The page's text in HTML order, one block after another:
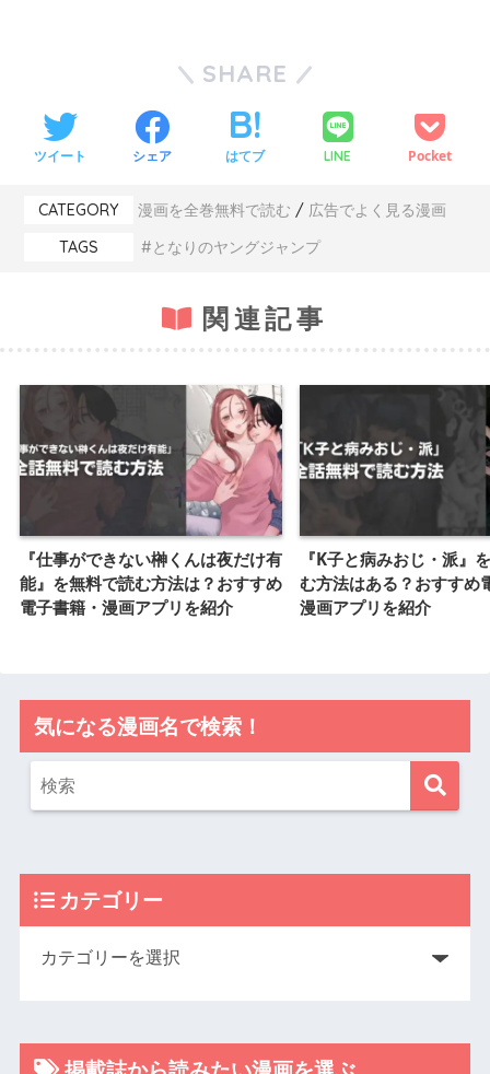
SHARE
ツイート シェア はてブ LINE Pocket
CATEGORY 漫画を全巻無料で読む
広告でよく見る漫画
TAGS
となりのヤングジャンプ
関連記事
『仕事ができない榊くんは夜だけ有
能』を無料で読む方法は？おすすめ
電子書籍・漫画アプリを紹介
『K子と病みおじ・派』
む方法はある？おすすめ
漫画アプリを紹介
気になる漫画名で検索！
カテゴリー